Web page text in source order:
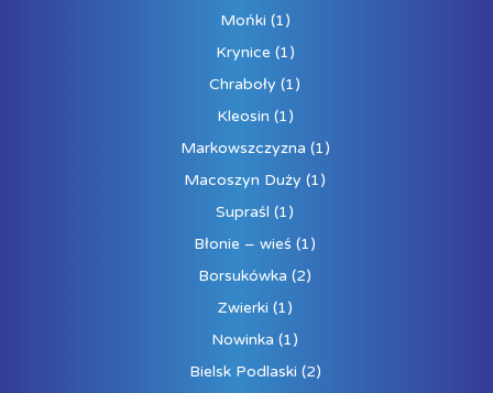
Mońki (1)
Krynice (1)
Chraboły (1)
Kleosin (1)
Markowszczyzna (1)
Macoszyn Duży (1)
Supraśl (1)
Błonie – wieś (1)
Borsukówka (2)
Zwierki (1)
Nowinka (1)
Bielsk Podlaski (2)